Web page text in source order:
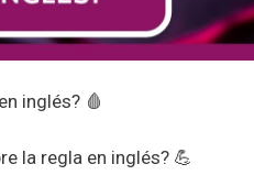
inglés? 🩸
la regla en inglés? 💪